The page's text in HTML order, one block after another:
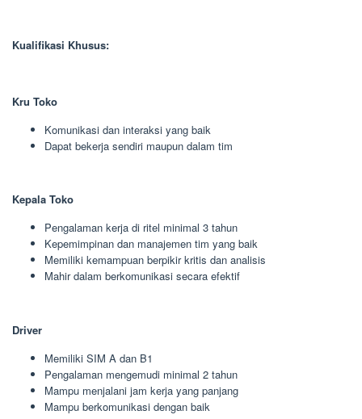
Kualifikasi Khusus:
Kru Toko
Komunikasi dan interaksi yang baik
Dapat bekerja sendiri maupun dalam tim
Kepala Toko
Pengalaman kerja di ritel minimal 3 tahun
Kepemimpinan dan manajemen tim yang baik
Memiliki kemampuan berpikir kritis dan analisis
Mahir dalam berkomunikasi secara efektif
Driver
Memiliki SIM A dan B1
Pengalaman mengemudi minimal 2 tahun
Mampu menjalani jam kerja yang panjang
Mampu berkomunikasi dengan baik